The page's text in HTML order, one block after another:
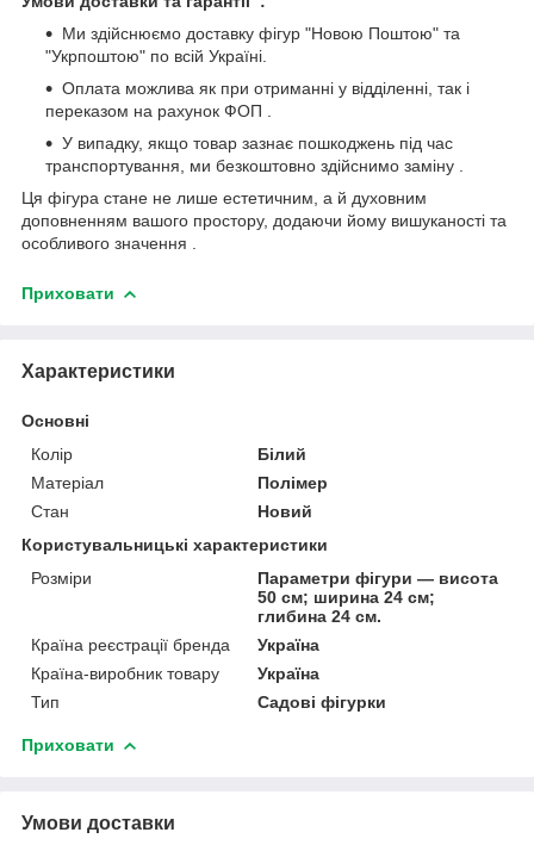
Ми здійснюємо доставку фігур "Новою Поштою" та
"Укрпоштою" по всій Україні.
Оплата можлива як при отриманні у відділенні, так і
переказом на рахунок ФОП .
У випадку, якщо товар зазнає пошкоджень під час
транспортування, ми безкоштовно здійснимо заміну .
Ця фігура стане не лише естетичним, а й духовним
доповненням вашого простору, додаючи йому вишуканості та
особливого значення .
Приховати
Характеристики
Основні
Колір
Білий
Матеріал
Полімер
Стан
Новий
Користувальницькі характеристики
Розміри
Параметри фігури — висота
50 см; ширина 24 см;
глибина 24 см.
Країна реєстрації бренда
Україна
Країна-виробник товару
Україна
Тип
Садові фігурки
Приховати
Умови доставки